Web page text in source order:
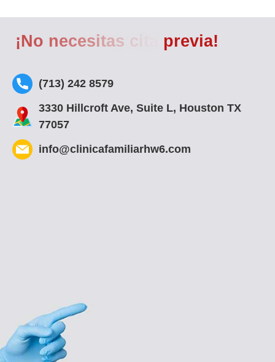
¡No necesitas c previa!
(713) 242 8579
3330 Hillcroft Ave, Suite L, Houston TX
77057
info@clinicafamiliarhw6.com